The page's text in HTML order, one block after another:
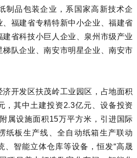
制品包装企业，系国家高新技术企
福建省专精特新中小企业、福建省
省科技小巨人企业、泉州市级产业
队企业、南安市明星企业、南安市
济开发区扶茂岭工业园区，占地面积
，其中土建投资2.3亿元、设备投资
属设施面积15万平方米，引进国际
纸板生产线、全自动纸箱生产联动
、智能立体仓库等设备，恒发“高晟